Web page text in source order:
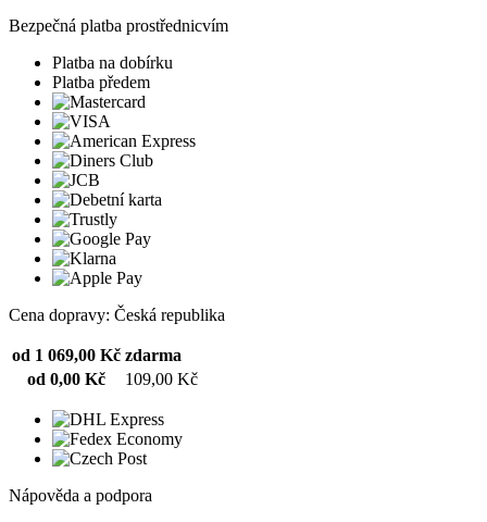
Bezpečná platba prostřednicvím
Platba na dobírku
Platba předem
Cena dopravy: Česká republika
od 1 069,00 Kč zdarma
od 0,00 Kč
109,00 Kč
Nápověda a podpora